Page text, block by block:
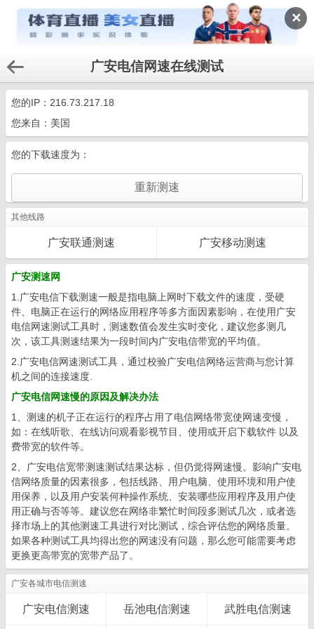
✕
广安电信网速在线测试
您的IP： 216.73.217.18
您来自：美国
您的下载速度为：
其他线路
广安联通测速 广安移动测速
广安测速网
1.广安电信下载测速一般是指电脑上网时下载文件的速度，受硬
件、电脑正在运行的网络应用程序等多方面因素影响，在使用广安
电信网速测试工具时，测速数值会发生实时变化，建议您多测几
次，该工具测速结果为一段时间内广安电信带宽的平均值。
2.广安电信网速测试工具，通过校验广安电信网络运营商与您计算
机之间的连接速度.
广安电信网速慢的原因及解决办法
1、测速的机子正在运行的程序占用了电信网络带宽使网速变慢，
如：在线听歌、在线访问观看影视节目、使用或开启下载软件 以及
费带宽的软件等。
2、广安电信宽带测速测试结果达标，但仍觉得网速慢。影响广安电
信网络质量的因素很多，包括线路、用户电脑、使用环境和用户使
用保养，以及用户安装何种操作系统、安装哪些应用程序及用户使
用正确与否等等。建议您在网络非繁忙时间段多测试几次，或者选
择市场上的其他测速工具进行对比测试，综合评估您的网络质量。
如果各种测试工具均得出您的网速没有问题，那么您可能需要考虑
更换更高带宽的宽带产品了。
广安各城市电信测速
广安电信测速 岳池电信测速 武胜电信测速